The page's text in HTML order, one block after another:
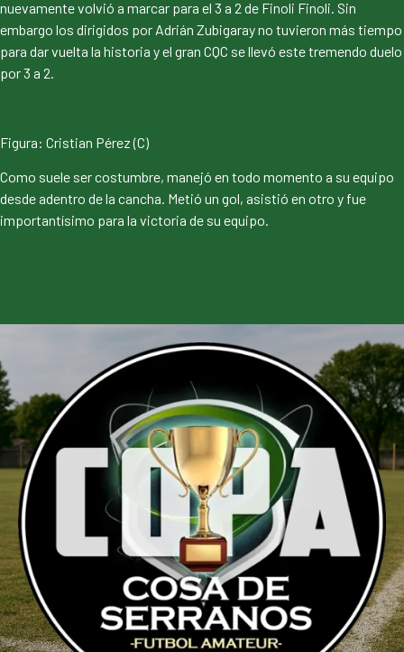
nuevamente volvió a marcar para el 3 a 2 de Finoli Finoli. Sin
embargo los dirigidos por Adrián Zubigaray no tuvieron más tiempo
para dar vuelta la historia y el gran CQC se llevó este tremendo duelo
por 3 a 2.
Figura: Cristian Pérez (C)
Como suele ser costumbre, manejó en todo momento a su equipo
desde adentro de la cancha. Metió un gol, asistió en otro y fue
importantísimo para la victoria de su equipo.